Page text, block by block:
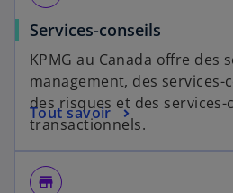
Services-conseils
KPMG au Canada offre des
management, des services-
des risques et des services-
transactionnels.
Tout savoir
store_mall_directory